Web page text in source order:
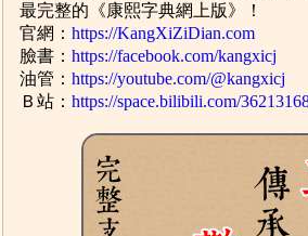
最完整的《康熙字典網上版》！
官網：https://KangXiZiDian.com
臉書：https://facebook.com/kangxicj
油管：https://youtube.com/@kangxicj
Ｂ站：https://space.bilibili.com/